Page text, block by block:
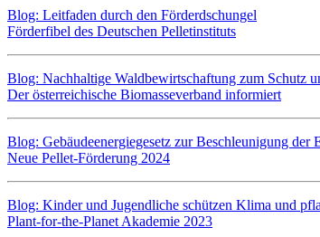
Blog: Leitfaden durch den Förderdschungel
Förderfibel des Deutschen Pelletinstituts
Blog: Nachhaltige Waldbewirtschaftung zum Schutz
Der österreichische Biomasseverband informiert
Blog: Gebäudeenergiegesetz zur Beschleunigung der
Neue Pellet-Förderung 2024
Blog: Kinder und Jugendliche schützen Klima und
Plant-for-the-Planet Akademie 2023